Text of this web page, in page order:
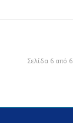
Σελίδα 6 από 6